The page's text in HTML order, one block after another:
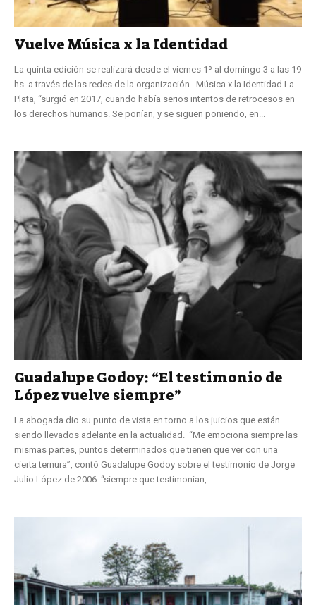
Vuelve Música x la Identidad
La quinta edición se realizará desde el viernes 1º al domingo 3 a las 19
hs. a través de las redes de la organización. Música x la Identidad La
Plata, “surgió en 2017, cuando había serios intentos de retrocesos en
los derechos humanos. Se ponían, y se siguen poniendo, en...
Guadalupe Godoy: “El testimonio de
López vuelve siempre”
La abogada dio su punto de vista en torno a los juicios que están
siendo llevados adelante en la actualidad. “Me emociona siempre las
mismas partes, puntos determinados que tienen que ver con una
cierta ternura”, contó Guadalupe Godoy sobre el testimonio de Jorge
Julio López de 2006. “siempre que testimonian,...